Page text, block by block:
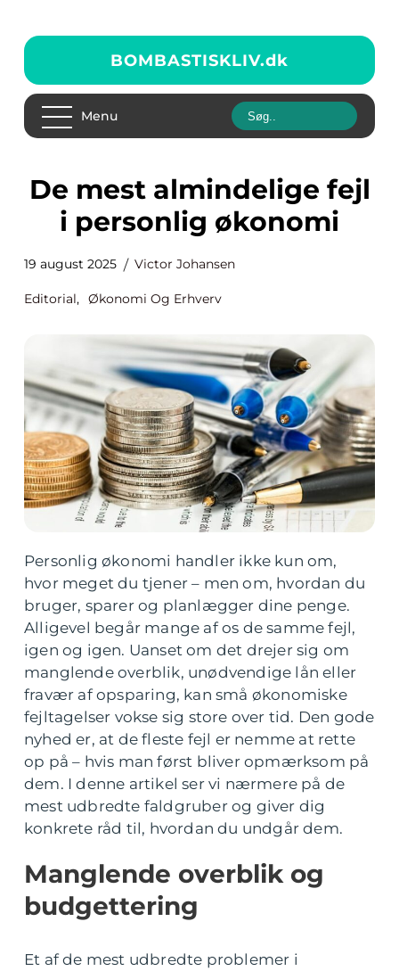
BOMBASTISKLIV.dk
Menu
De mest almindelige fejl
i personlig økonomi
19 august 2025 Victor Johansen
Editorial, Økonomi Og Erhverv
Personlig økonomi handler ikke kun om,
hvor meget du tjener – men om, hvordan du
bruger, sparer og planlægger dine penge.
Alligevel begår mange af os de samme fejl,
igen og igen. Uanset om det drejer sig om
manglende overblik, unødvendige lån eller
fravær af opsparing, kan små økonomiske
fejltagelser vokse sig store over tid. Den gode
nyhed er, at de fleste fejl er nemme at rette
op på – hvis man først bliver opmærksom på
dem. I denne artikel ser vi nærmere på de
mest udbredte faldgruber og giver dig
konkrete råd til, hvordan du undgår dem.
Manglende overblik og
budgettering
Et af de mest udbredte problemer i